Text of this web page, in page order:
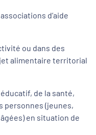
d’aide
ou dans des
alimentaire territorial
de la santé,
personnes (jeunes,
en situation de